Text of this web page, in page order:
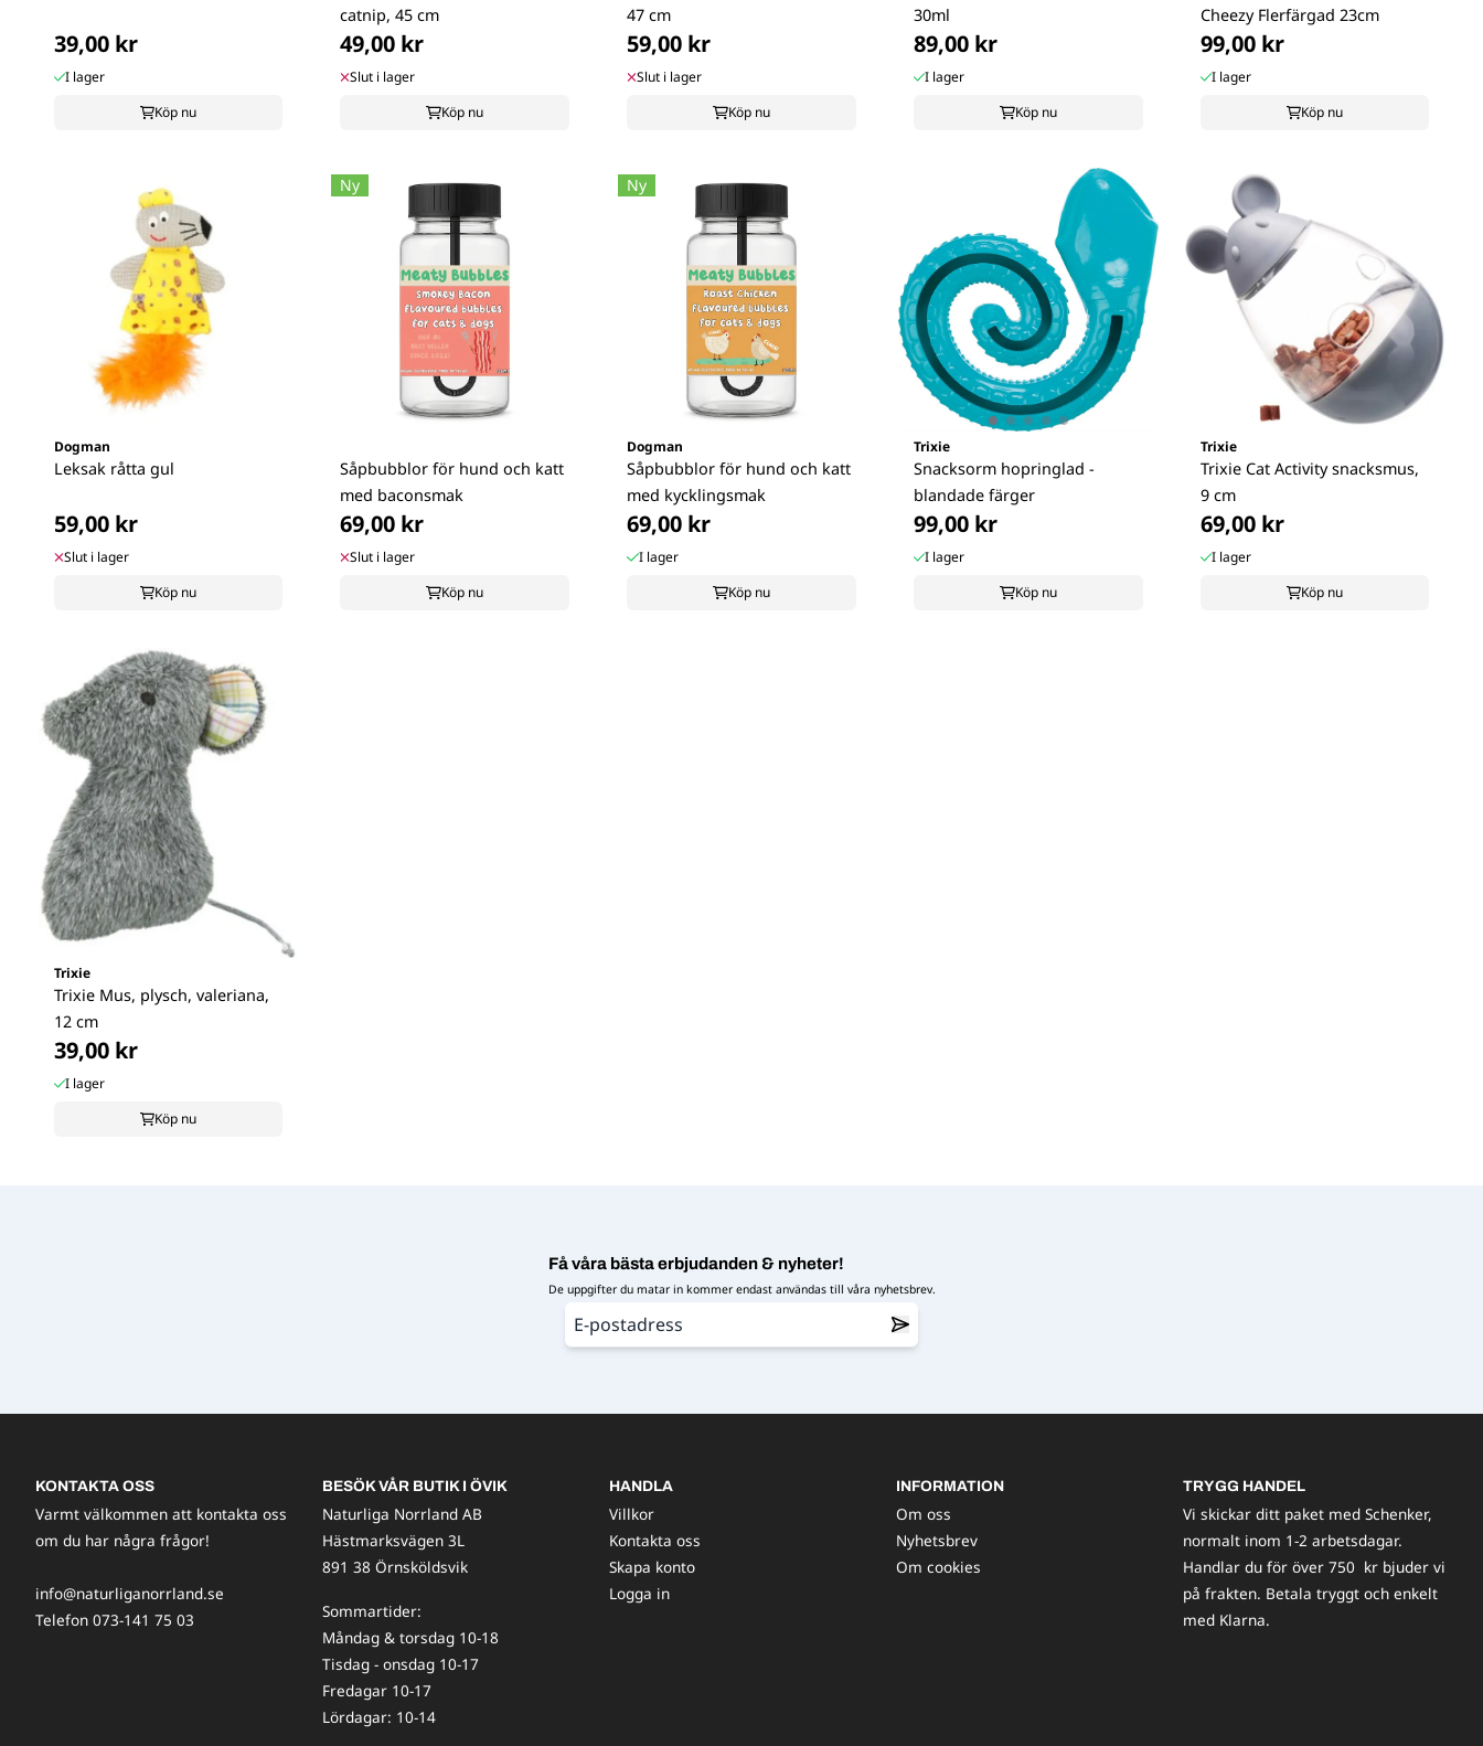
39,00 kr
I lager
Köp nu
catnip, 45 cm
49,00 kr
Slut i lager
Köp nu
47 cm
59,00 kr
Slut i lager
Köp nu
30ml
89,00 kr
I lager
Köp nu
Cheezy Flerfärgad 23cm
99,00 kr
I lager
Köp nu
Dogman
Leksak råtta gul
59,00 kr
Slut i lager
Köp nu
Ny
Såpbubblor för hund och katt
med baconsmak
69,00 kr
Slut i lager
Köp nu
Ny
Dogman
Såpbubblor för hund och katt
med kycklingsmak
69,00 kr
I lager
Köp nu
Trixie
Snacksorm hopringlad -
blandade färger
99,00 kr
I lager
Köp nu
Trixie
Trixie Cat Activity snacksmus,
9 cm
69,00 kr
I lager
Köp nu
Trixie
Trixie Mus, plysch, valeriana,
12 cm
39,00 kr
I lager
Köp nu
Få våra bästa erbjudanden & nyheter!
De uppgifter du matar in kommer endast användas till våra nyhetsbrev.
KONTAKTA OSS
Varmt välkommen att kontakta oss
om du har några frågor!
info@naturliganorrland.se
Telefon 073-141 75 03
BESÖK VÅR BUTIK I ÖVIK
Naturliga Norrland AB
Hästmarksvägen 3L
891 38 Örnsköldsvik
Sommartider:
Måndag & torsdag 10-18
Tisdag - onsdag 10-17
Fredagar 10-17
Lördagar: 10-14
HANDLA
Villkor
Kontakta oss
Skapa konto
Logga in
INFORMATION
Om oss
Nyhetsbrev
Om cookies
TRYGG HANDEL
Vi skickar ditt paket med Schenker,
normalt inom 1-2 arbetsdagar.
Handlar du för över 750 kr bjuder vi
på frakten. Betala tryggt och enkelt
med Klarna.